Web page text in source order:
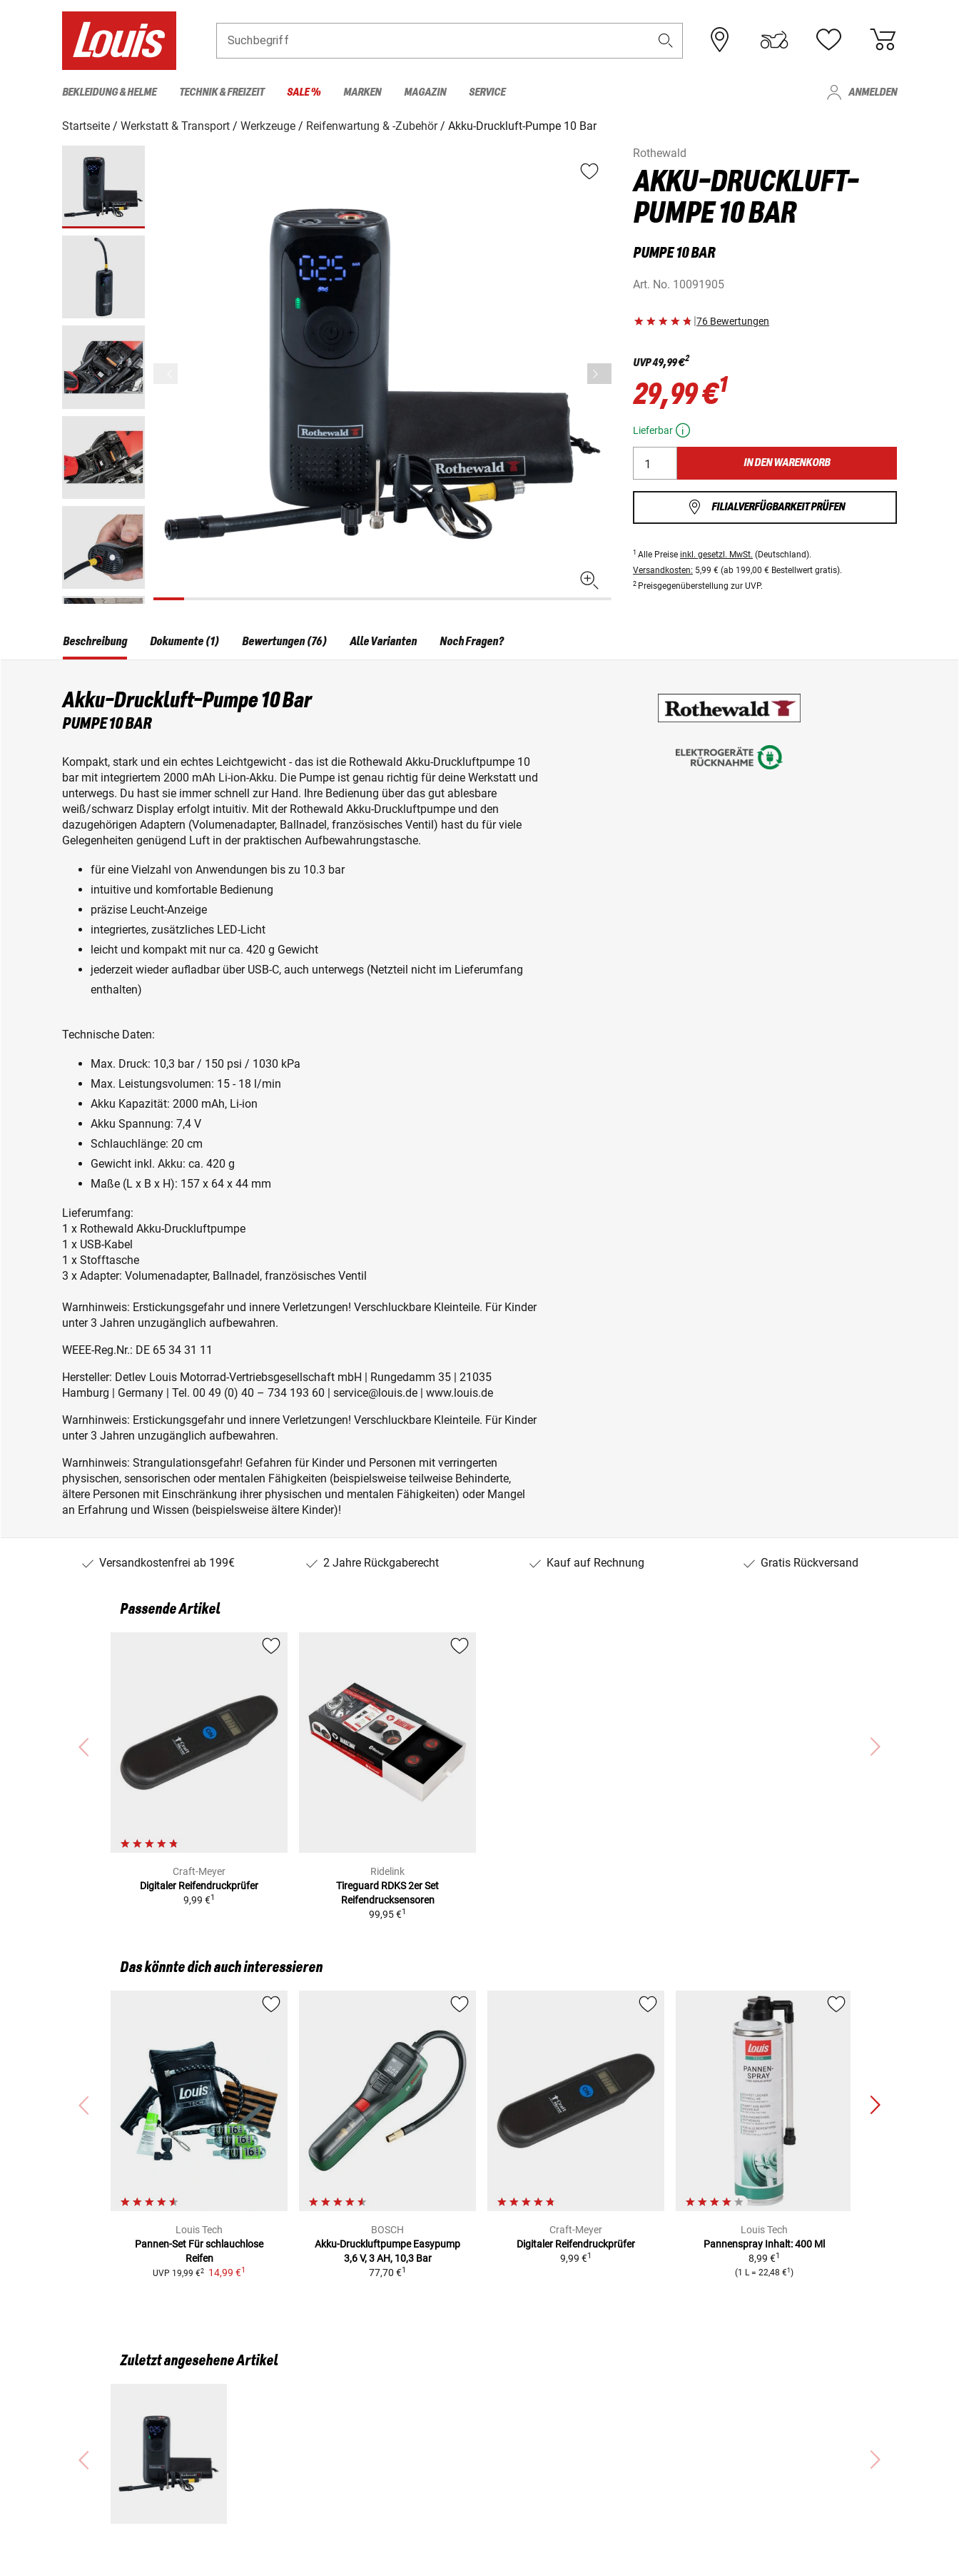
Suchbegriff
BEKLEIDUNG & HELME TECHNIK & FREIZEIT SALE % MARKEN MAGAZIN SERVICE ANMELDEN
Startseite Werkstatt & Transport Werkzeuge Reifenwartung & -Zubehör
Akku-Druckluft-Pumpe 10 Bar
Rothewald
AKKU-DRUCKLUFT-
PUMPE 10 BAR
PUMPE 10 BAR
Art. No. 10091905
|76 Bewertungen
UVP49,99 €2
29,99 €1
Lieferbar
IN DEN WARENKORB
FILIALVERFÜGBARKEIT PRÜFEN
1 Alle Preise inkl. gesetzl. MwSt. (Deutschland).
Versandkosten: 5,99 € (ab 199,00 € Bestellwert gratis).
2 Preisgegenüberstellung zur UVP.
Beschreibung
Akku-Druckluft-Pumpe 10 Bar
PUMPE 10 BAR
Kompakt, stark und ein echtes Leichtgewicht - das ist die Rothewald Akku-Druckluftpumpe 10
bar mit integriertem 2000 mAh Li-ion-Akku. Die Pumpe ist genau richtig für deine Werkstatt und
unterwegs. Du hast sie immer schnell zur Hand. Ihre Bedienung über das gut ablesbare
weiß/schwarz Display erfolgt intuitiv. Mit der Rothewald Akku-Druckluftpumpe und den
dazugehörigen Adaptern (Volumenadapter, Ballnadel, französisches Ventil) hast du für viele
Gelegenheiten genügend Luft in der praktischen Aufbewahrungstasche.
für eine Vielzahl von Anwendungen bis zu 10.3 bar
intuitive und komfortable Bedienung
präzise Leucht-Anzeige
integriertes, zusätzliches LED-Licht
leicht und kompakt mit nur ca. 420 g Gewicht
jederzeit wieder aufladbar über USB-C, auch unterwegs (Netzteil nicht im Lieferumfang
enthalten)
Technische Daten:
Max. Druck: 10,3 bar / 150 psi / 1030 kPa
Max. Leistungsvolumen: 15 - 18 l/min
Akku Kapazität: 2000 mAh, Li-ion
Akku Spannung: 7,4 V
Schlauchlänge: 20 cm
Gewicht inkl. Akku: ca. 420 g
Maße (L x B x H): 157 x 64 x 44 mm
Lieferumfang:
1 x Rothewald Akku-Druckluftpumpe
1 x USB-Kabel
1 x Stofftasche
3 x Adapter: Volumenadapter, Ballnadel, französisches Ventil
Warnhinweis: Erstickungsgefahr und innere Verletzungen! Verschluckbare Kleinteile. Für Kinder
unter 3 Jahren unzugänglich aufbewahren.
WEEE-Reg.Nr.: DE 65 34 31 11
Hersteller: Detlev Louis Motorrad-Vertriebsgesellschaft mbH | Rungedamm 35 | 21035
Hamburg | Germany | Tel. 00 49 (0) 40 – 734 193 60 | service@louis.de | www.louis.de
Warnhinweis: Erstickungsgefahr und innere Verletzungen! Verschluckbare Kleinteile. Für Kinder
unter 3 Jahren unzugänglich aufbewahren.
Warnhinweis: Strangulationsgefahr! Gefahren für Kinder und Personen mit verringerten
physischen, sensorischen oder mentalen Fähigkeiten (beispielsweise teilweise Behinderte,
ältere Personen mit Einschränkung ihrer physischen und mentalen Fähigkeiten) oder Mangel
an Erfahrung und Wissen (beispielsweise ältere Kinder)!
Dokumente (1) Bewertungen (76) Alle Varianten Noch Fragen?
Versandkostenfrei ab 199€ 2 Jahre Rückgaberecht Kauf auf Rechnung Gratis Rückversand
Passende Artikel
Craft-Meyer
Digitaler Reifendruckprüfer
9,99 €1
Ridelink
Tireguard RDKS 2er Set
Reifendrucksensoren
99,95 €1
Das könnte dich auch interessieren
Louis Tech
Pannen-Set Für schlauchlose
Reifen
UVP 19,99 €2 14,99 €1
BOSCH
Akku-Druckluftpumpe Easypump
3,6 V, 3 AH, 10,3 Bar
77,70 €1
Craft-Meyer
Digitaler Reifendruckprüfer
9,99 €1
Louis Tech
Pannenspray Inhalt: 400 Ml
8,99 €1
(1 L= 22,48 €1 )
Zuletzt angesehene Artikel